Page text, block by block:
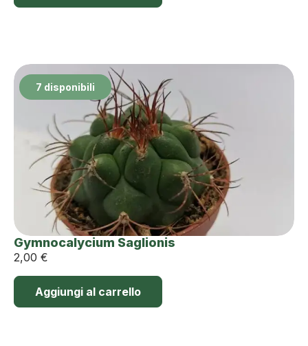
7 disponibili
Gymnocalycium Saglionis
2,00 €
Aggiungi al carrello